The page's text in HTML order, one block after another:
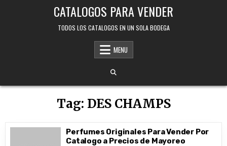
CATALOGOS PARA VENDER
TODOS LOS CATALOGOS EN UN SOLA BODEGA
MENU
Tag: DES CHAMPS
Perfumes Originales Para Vender Por
Catalogo a Precios de Mayoreo